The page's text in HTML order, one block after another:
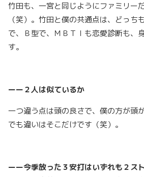
竹田も、一宮と同じようにファミリー
（笑）。竹田と僕の共通点は、どっち
で、Ｂ型で、ＭＢＴＩも恋愛診断も、
す。
ーー２人は似ているか
一つ違う点は頭の良さで、僕の方が頭
でも違いはそこだけです（笑）。
ーー今季放った３安打はいずれも２ス